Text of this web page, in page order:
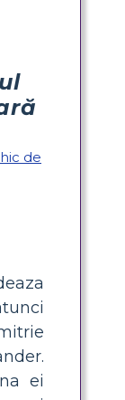
ei